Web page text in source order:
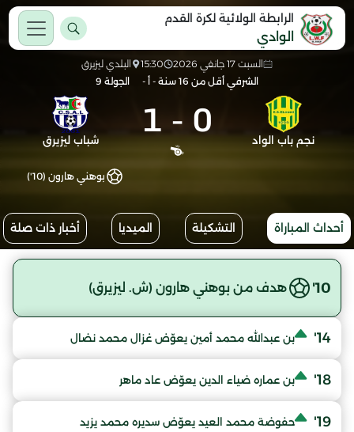
الرابطة الولائية لكرة القدم
الوادي
السبت 17 جانفي 2026 15:30
البلدي ليزيرق
الشرفي أقل من 16 سنة - أ -
الجولة 9
نجم باب الواد 0
-
1 شباب ليزيرق
بوهني هارون (10')
أحداث المباراة التشكيلة الميديا أخبار ذات صلة
10' هدف من بوهني هارون (ش. ليزيرق)
14' بن عبدالله محمد أمين يعوّض غزال محمد نضال
18' بن عماره ضياء الدين يعوّض عاد ماهر
19' حفوضة محمد العيد يعوّض سديره محمد يزيد